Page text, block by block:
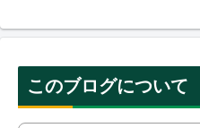
このブログについて